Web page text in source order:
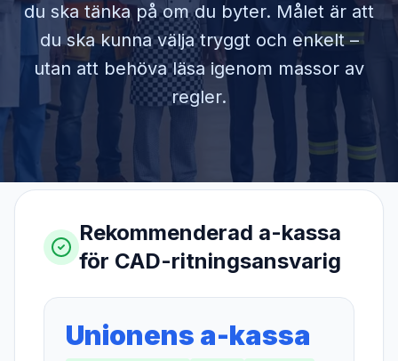
du ska tänka på om du byter. Målet är att
du ska kunna välja tryggt och enkelt –
utan att behöva läsa igenom massor av
regler.
Rekommenderad a-kassa
för CAD-ritningsansvarig
Unionens a-kassa